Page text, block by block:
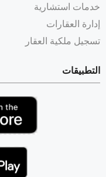
خدمات استشارية
إدارة العقارات
تسجيل ملكية العقار
التطبيقات